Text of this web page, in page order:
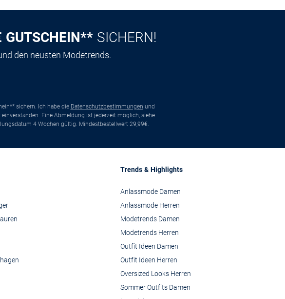
GUTSCHEIN** SICHERN!
den neusten Modetrends.
sichern. Ich habe die Datenschutzbestimmungen und
Eine Abmeldung ist jederzeit möglich, siehe
4 Wochen gültig. Mindestbestellwert 29,99€.
Trends & Highlights
Anlassmode Damen
Anlassmode Herren
Modetrends Damen
Modetrends Herren
Outfit Ideen Damen
Outfit Ideen Herren
Oversized Looks Herren
Sommer Outfits Damen